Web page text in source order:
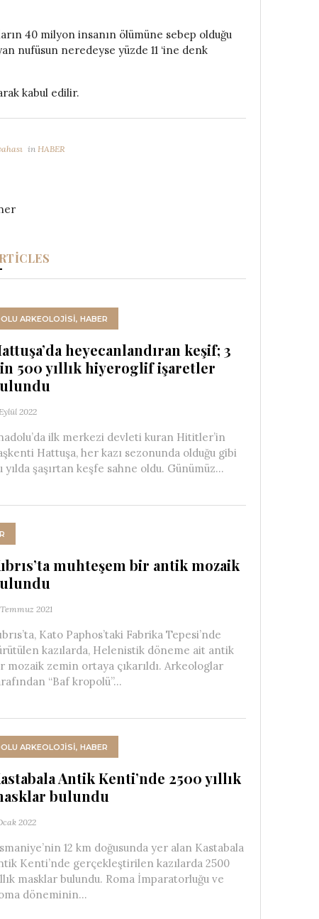
40 milyon insanın ölümüne sebep olduğu
nufüsun neredeyse yüzde 11 ‘ine denk
kabul edilir.
in HABER
ARKEOLOJİSİ, HABER
heyecanlandıran keşif; 3
500 yıllık hiyeroglif işaretler
2022
ilk merkezi devleti kuran Hititler’in
Hattuşa, her kazı sezonunda olduğu gibi
yılda şaşırtan keşfe sahne oldu. Günümüz...
muhteşem bir antik mozaik
Temmuz 2021
Kato Paphos’taki Fabrika Tepesi’nde
kazılarda, Helenistik döneme ait antik
mozaik zemin ortaya çıkarıldı. Arkeologlar
“Baf kropolü”...
ARKEOLOJİSİ, HABER
Antik Kenti’nde 2500 yıllık
bulundu
2022
12 km doğusunda yer alan Kastabala
Kenti’nde gerçekleştirilen kazılarda 2500
masklar bulundu. Roma İmparatorluğu ve
döneminin...